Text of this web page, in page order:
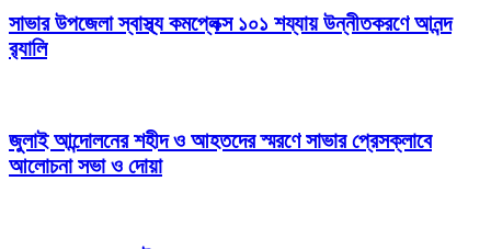
সাভার উপজেলা স্বাস্থ্য কমপ্লেক্স ১০১ শয্যায় উন্নীতকরণে আনন্দ
র‍্যালি
জুলাই আন্দোলনের শহীদ ও আহতদের স্মরণে সাভার প্রেসক্লাবে
আলোচনা সভা ও দোয়া